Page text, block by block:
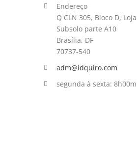
Endereço
Q CLN 305, Bloco D,
Subsolo parte A10
Brasília, DF
70737-540
adm@idquiro.com
segunda à sexta: